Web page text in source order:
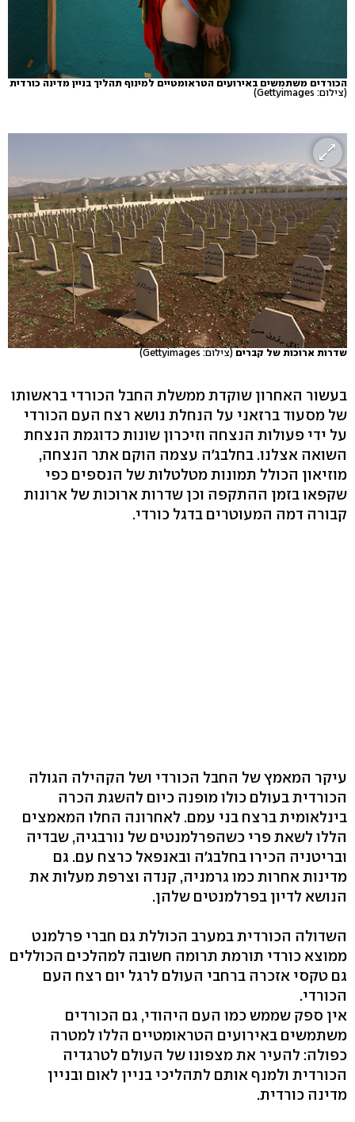
הכורדים משתמשים באירועים הטראומטיים למינוף תהליך בניין מדינה כורדית
(צילום: Gettyimages)
שדרות ארוכות של קברים(צילום: Gettyimages)
בעשור האחרון שוקדת ממשלת החבל הכורדי בראשותו
של מסעוד ברזאני על הנחלת נושא רצח העם הכורדי
על ידי פעולות הנצחה וזיכרון שונות כדוגמת הנצחת
השואה אצלנו. בחלבג'ה עצמה הוקם אתר הנצחה,
מוזיאון הכולל תמונות מטלטלות של הנספים כפי
שקפאו בזמן ההתקפה וכן שדרות ארוכות של ארונות
קבורה דמה המעוטרים בדגל כורדי.
עיקר המאמץ של החבל הכורדי ושל הקהילה הגולה
הכורדית בעולם כולו מופנה כיום להשגת הכרה
בינלאומית ברצח בני עמם. לאחרונה החלו המאמצים
הללו לשאת פרי כשהפרלמנטים של נורבגיה, שבדיה
ובריטניה הכירו בחלבג'ה ובאנפאל כרצח עם. גם
מדינות אחרות כמו גרמניה, קנדה וצרפת מעלות את
הנושא לדיון בפרלמנטים שלהן.
השדולה הכורדית במערב הכוללת גם חברי פרלמנט
ממוצא כורדי תורמת תרומה חשובה למהלכים הכוללים
גם טקסי אזכרה ברחבי העולם לרגל יום רצח העם
הכורדי.
אין ספק שממש כמו העם היהודי, גם הכורדים
משתמשים באירועים הטראומטיים הללו למטרה
כפולה: להעיר את מצפונו של העולם לטרגדיה
הכורדית ולמנף אותם לתהליכי בניין לאום ובניין
מדינה כורדית.